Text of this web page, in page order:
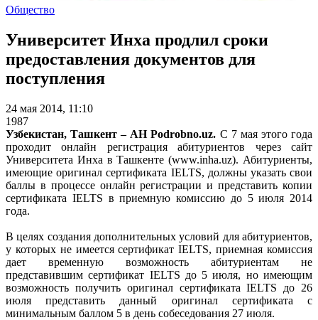
Общество
Университет Инха продлил сроки
предоставления документов для
поступления
24 мая 2014, 11:10
1987
Узбекистан, Ташкент – АНPodrobno.uz. С 7 мая этого года
проходит онлайн регистрация абитуриентов через сайт
Университета Инха в Ташкенте (www.inha.uz). Абитуриенты,
имеющие оригинал сертификата IELTS, должны указать свои
баллы в процессе онлайн регистрации и представить копии
сертификата IELTS в приемную комиссию до 5 июля 2014
года.
В целях создания дополнительных условий для абитуриентов,
у которых не имеется сертификат IELTS, приемная комиссия
дает временную возможность абитуриентам не
представившим сертификат IELTS до 5 июля, но имеющим
возможность получить оригинал сертификата IELTS до 26
июля представить данный оригинал сертификата с
минимальным баллом 5 в день собеседования 27 июля.